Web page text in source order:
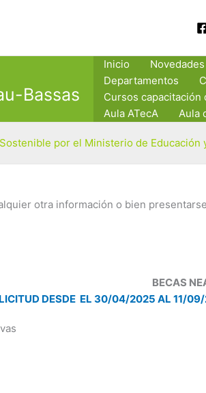
Bassas
Inicio Novedades
Departamentos
Cursos capacitación
Aula ATecA
Aula
por el Ministerio de Educación
otra información o bien
BECAS
DESDE EL 30/04/2025 AL 11/